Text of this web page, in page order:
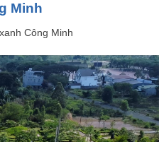
Minh
Công Minh